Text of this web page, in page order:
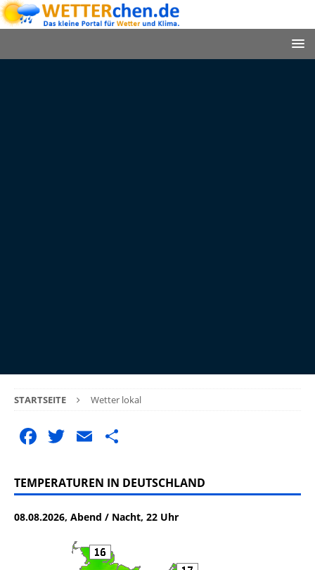
STARTSEITE Wetter lokal
F
c
e
b
T
it
te
r
E
ai
l
le
n
TEMPERATUREN IN DEUTSCHLAND
08.08.2026, Abend / Nacht, 22 Uhr